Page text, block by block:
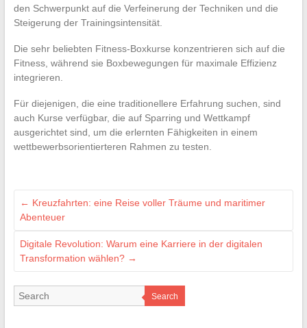
den Schwerpunkt auf die Verfeinerung der Techniken und die
Steigerung der Trainingsintensität.
Die sehr beliebten Fitness-Boxkurse konzentrieren sich auf die
Fitness, während sie Boxbewegungen für maximale Effizienz
integrieren.
Für diejenigen, die eine traditionellere Erfahrung suchen, sind
auch Kurse verfügbar, die auf Sparring und Wettkampf
ausgerichtet sind, um die erlernten Fähigkeiten in einem
wettbewerbsorientierteren Rahmen zu testen.
← Kreuzfahrten: eine Reise voller Träume und maritimer
Abenteuer
Digitale Revolution: Warum eine Karriere in der digitalen
Transformation wählen? →
Search